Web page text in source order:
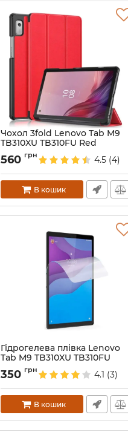
Чохол 3fold Lenovo Tab M9
TB310XU TB310FU Red
Артикул:6730
560 грн 4.5 (4)
В кошик
Гідрогелева плівка Lenovo
Tab M9 TB310XU TB310FU
Артикул:6737
350 грн 4.1 (3)
В кошик